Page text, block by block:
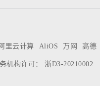
里云计算 AliOS 万网 高德
机构许可： 浙D3-20210002